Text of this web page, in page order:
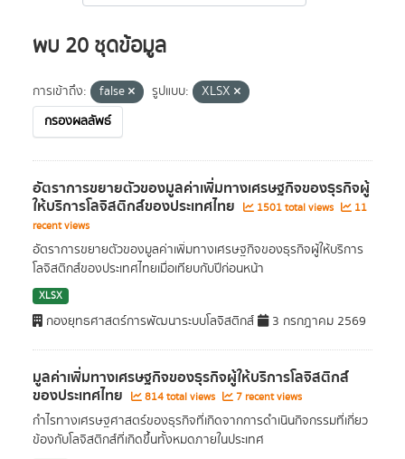
พบ 20 ชุดข้อมูล
การเข้าถึง: false รูปแบบ:
XLSX
กรองผลลัพธ์
อัตราการขยายตัวของมูลค่าเพิ่มทางเศรษฐกิจของธุรกิจผู้
ให้บริการโลจิสติกส์ของประเทศไทย 1501 total views
11
recent views
อัตราการขยายตัวของมูลค่าเพิ่มทางเศรษฐกิจของธุรกิจผู้ให้บริการ
โลจิสติกส์ของประเทศไทยเมื่อเทียบกับปีก่อนหน้า
XLSX
กองยุทธศาสตร์การพัฒนาระบบโลจิสติกส์ 3 กรกฎาคม 2569
มูลค่าเพิ่มทางเศรษฐกิจของธุรกิจผู้ให้บริการโลจิสติกส์
ของประเทศไทย 814 total views 7 recent views
กำไรทางเศรษฐศาสตร์ของธุรกิจที่เกิดจากการดำเนินกิจกรรมที่เกี่ยว
ข้องกับโลจิสติกส์ที่เกิดขึ้นทั้งหมดภายในประเทศ